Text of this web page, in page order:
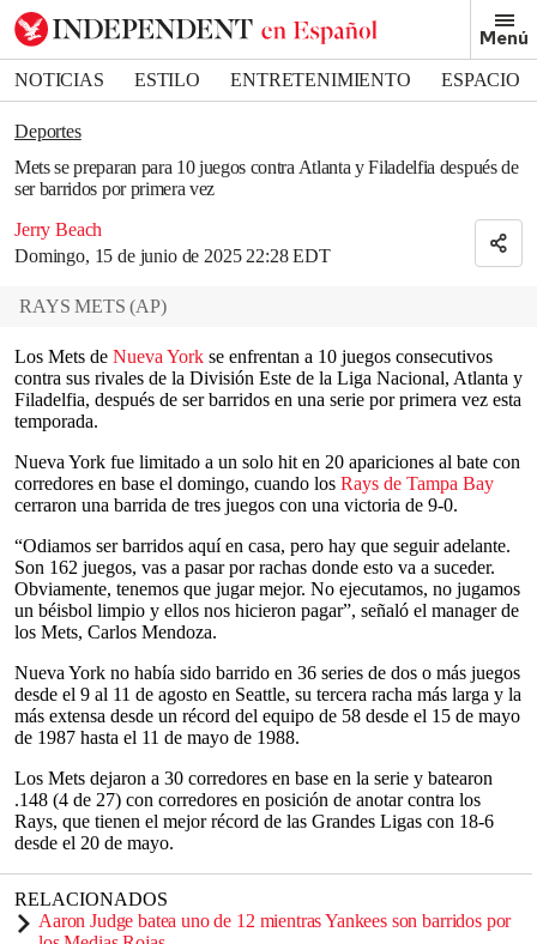
Menú
NOTICIAS ESTILO ENTRETENIMIENTO
ESPACIO
DEPORTES
Deportes
Mets se preparan para 10 juegos contra Atlanta y Filadelfia después de
ser barridos por primera vez
Jerry Beach
Domingo, 15 de junio de 2025 22:28 EDT
Bookmark popover
Removed from bookmarks
Close popover
RAYS METS (AP)
Los Mets de Nueva York se enfrentan a 10 juegos consecutivos
contra sus rivales de la División Este de la Liga Nacional, Atlanta y
Filadelfia, después de ser barridos en una serie por primera vez esta
temporada.
Nueva York fue limitado a un solo hit en 20 apariciones al bate con
corredores en base el domingo, cuando los Rays de Tampa Bay
cerraron una barrida de tres juegos con una victoria de 9-0.
“Odiamos ser barridos aquí en casa, pero hay que seguir adelante.
Son 162 juegos, vas a pasar por rachas donde esto va a suceder.
Obviamente, tenemos que jugar mejor. No ejecutamos, no jugamos
un béisbol limpio y ellos nos hicieron pagar”, señaló el manager de
los Mets, Carlos Mendoza.
Nueva York no había sido barrido en 36 series de dos o más juegos
desde el 9 al 11 de agosto en Seattle, su tercera racha más larga y la
más extensa desde un récord del equipo de 58 desde el 15 de mayo
de 1987 hasta el 11 de mayo de 1988.
Los Mets dejaron a 30 corredores en base en la serie y batearon
.148 (4 de 27) con corredores en posición de anotar contra los
Rays, que tienen el mejor récord de las Grandes Ligas con 18-6
desde el 20 de mayo.
RELACIONADOS
Aaron Judge batea uno de 12 mientras Yankees son barridos por